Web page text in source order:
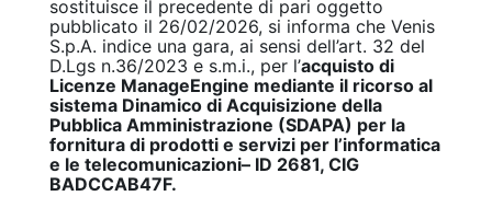
sostituisce il precedente di pari oggetto
pubblicato il 26/02/2026, si informa che Venis
S.p.A. indice una gara, ai sensi dell’art. 32 del
D.Lgs n.36/2023 e s.m.i., per l’acquisto di
Licenze ManageEngine mediante il ricorso al
sistema Dinamico di Acquisizione della
Pubblica Amministrazione (SDAPA) per la
fornitura di prodotti e servizi per l’informatica
e le telecomunicazioni– ID 2681, CIG
BADCCAB47F.